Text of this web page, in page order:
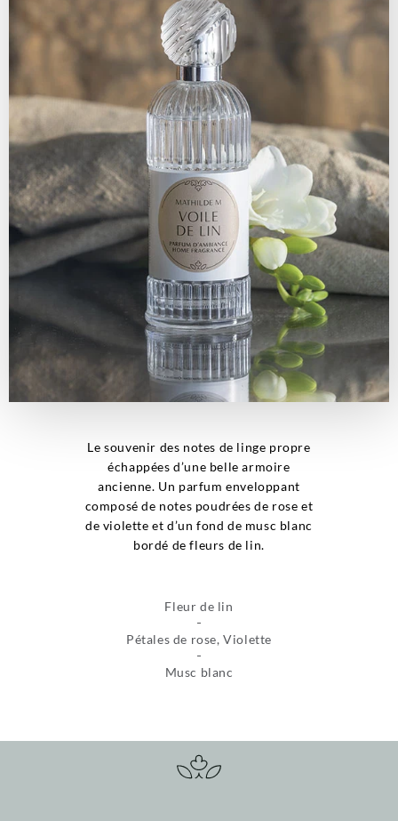
Le souvenir des notes de linge propre
échappées d’une belle armoire
ancienne. Un parfum enveloppant
composé de notes poudrées de rose et
de violette et d’un fond de musc blanc
bordé de fleurs de lin.
Fleur de lin
Pétales de rose, Violette
Musc blanc